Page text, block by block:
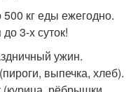
кг еды ежегодно.
3-х суток!
ужин.
выпечка, хлеб).